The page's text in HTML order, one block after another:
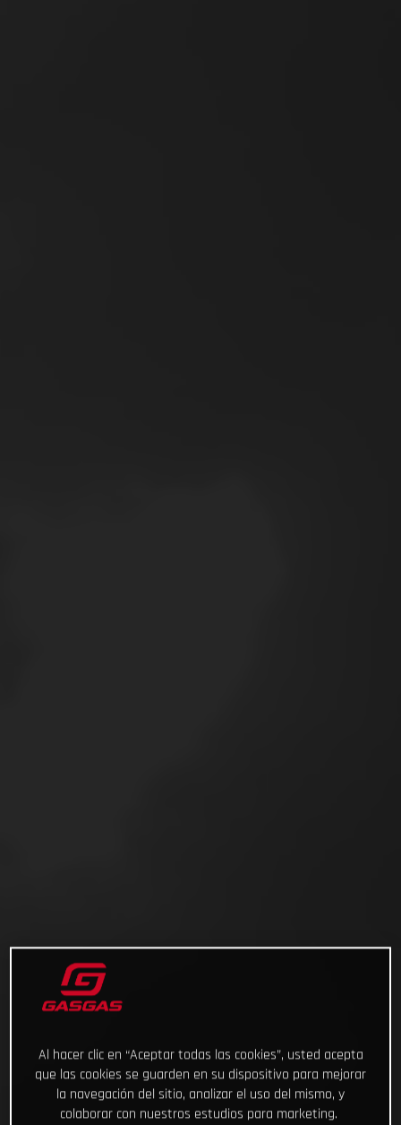
Al hacer clic en “Aceptar todas las cookies”, usted acepta
que las cookies se guarden en su dispositivo para mejorar
la navegación del sitio, analizar el uso del mismo, y
colaborar con nuestros estudios para marketing.